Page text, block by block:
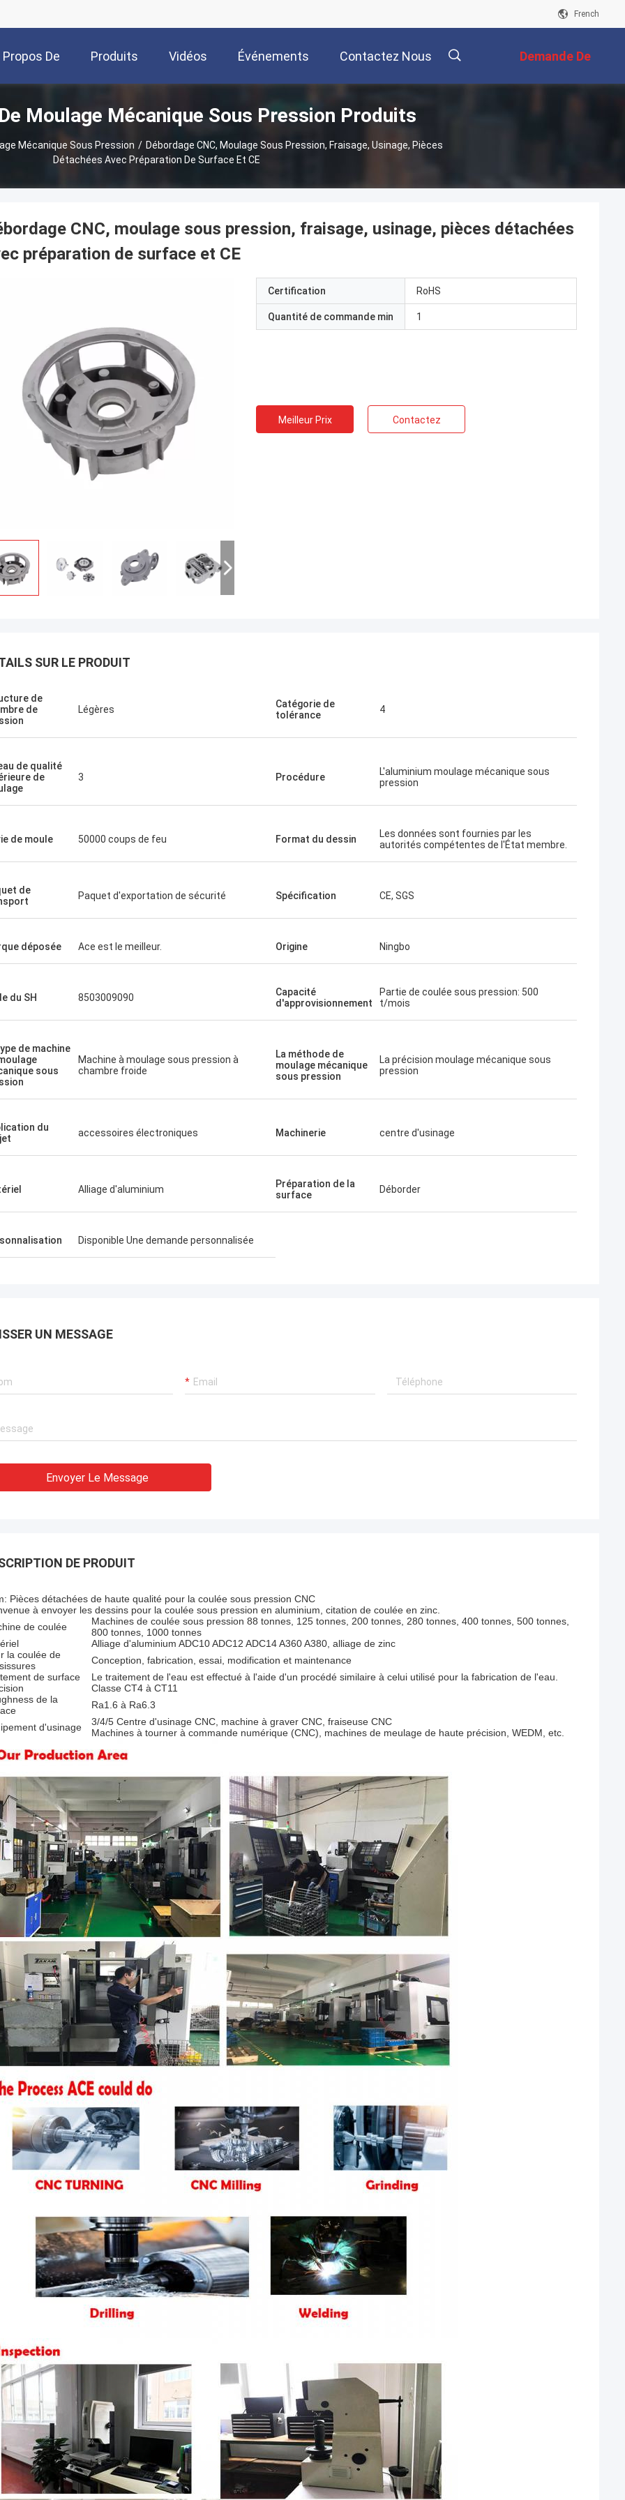
French
Propos De
Nous
Produits Vidéos Événements Contactez Nous Demande De
Soumission
Moulage Mécanique Sous Pression Produits
Mécanique Sous Pression / Débordage CNC, Moulage Sous Pression, Fraisage, Usinage, Pièces
Détachées Avec Préparation De Surface Et CE
CNC, moulage sous pression, fraisage, usinage, pièces détachées
préparation de surface et CE
Certification RoHS
Quantité de commande min 1
Meilleur Prix Contactez
SUR LE PRODUIT
de
de
Légères
Catégorie de
tolérance
4
de qualité
de
3 Procédure
L'aluminium moulage mécanique sous
pression
de moule 50000 coups de feu Format du dessin
Les données sont fournies par les
autorités compétentes de l'État membre.
de
Paquet d'exportation de sécurité Spécification CE, SGS
déposée Ace est le meilleur. Origine Ningbo
du SH 8503009090
Capacité
d'approvisionnement
Partie de coulée sous pression: 500
t/mois
de machine
sous
Machine à moulage sous pression à
chambre froide
La méthode de
moulage mécanique
sous pression
La précision moulage mécanique sous
pression
du
accessoires électroniques Machinerie centre d'usinage
Alliage d'aluminium
Préparation de la
surface
Déborder
Disponible Une demande personnalisée
UN MESSAGE
Envoyer Le Message
DE PRODUIT
Pièces détachées de haute qualité pour la coulée sous pression CNC
à envoyer les dessins pour la coulée sous pression en aluminium, citation de coulée en zinc.
de coulée
Machines de coulée sous pression 88 tonnes, 125 tonnes, 200 tonnes, 280 tonnes, 400 tonnes, 500 tonnes,
800 tonnes, 1000 tonnes
Alliage d'aluminium ADC10 ADC12 ADC14 A360 A380, alliage de zinc
la coulée de
Conception, fabrication, essai, modification et maintenance
de surface
Le traitement de l'eau est effectué à l'aide d'un procédé similaire à celui utilisé pour la fabrication de l'eau.
Classe CT4 à CT11
de la
Ra1.6 à Ra6.3
d'usinage
3/4/5 Centre d'usinage CNC, machine à graver CNC, fraiseuse CNC
Machines à tourner à commande numérique (CNC), machines de meulage de haute précision, WEDM, etc.